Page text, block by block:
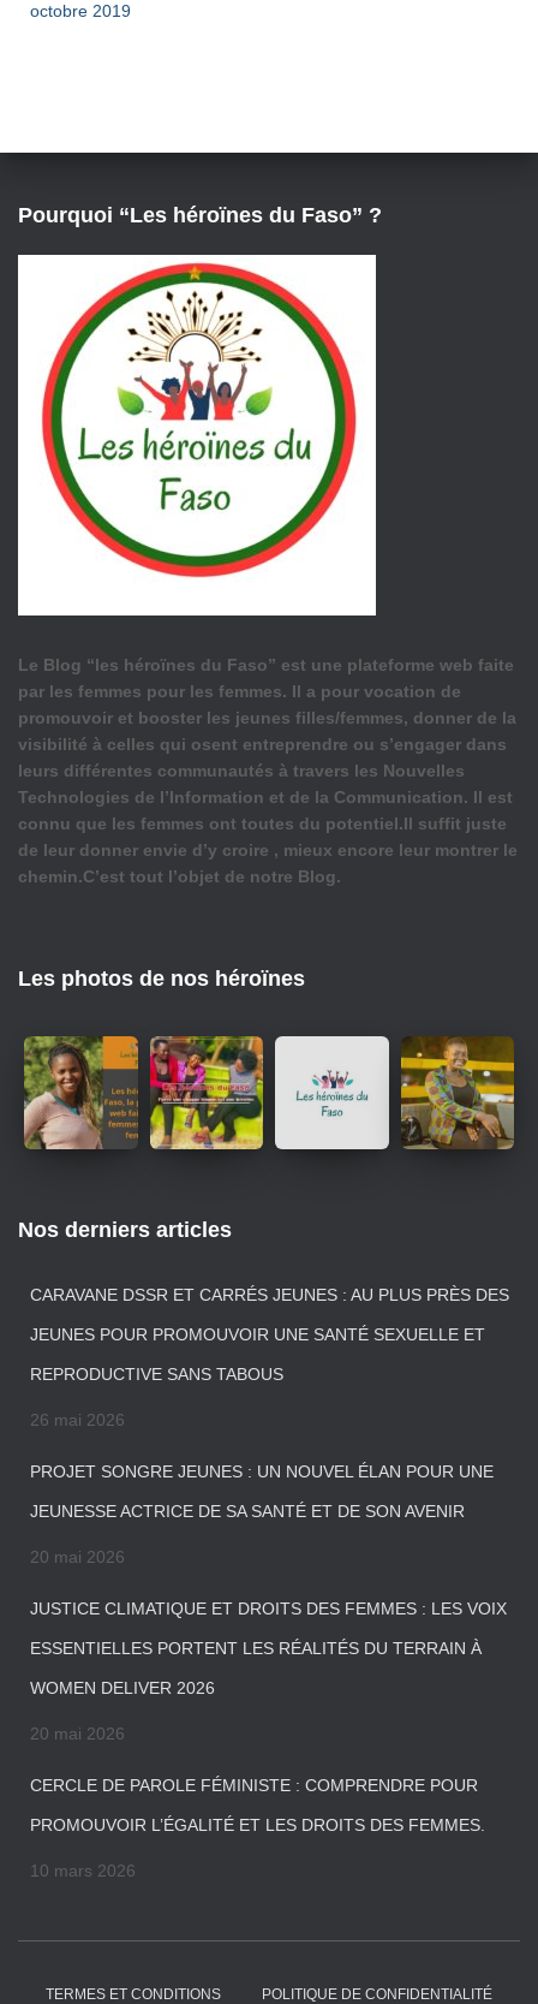
octobre 2019
Pourquoi “Les héroïnes du Faso” ?
Le Blog “les héroïnes du Faso” est une plateforme web faite
par les femmes pour les femmes. Il a pour vocation de
promouvoir et booster les jeunes filles/femmes, donner de la
visibilité à celles qui osent entreprendre ou s’engager dans
leurs différentes communautés à travers les Nouvelles
Technologies de l’Information et de la Communication. Il est
connu que les femmes ont toutes du potentiel.Il suffit juste
de leur donner envie d’y croire , mieux encore leur montrer le
chemin.C’est tout l’objet de notre Blog.
Les photos de nos héroïnes
Nos derniers articles
CARAVANE DSSR ET CARRÉS JEUNES : AU PLUS PRÈS DES
JEUNES POUR PROMOUVOIR UNE SANTÉ SEXUELLE ET
REPRODUCTIVE SANS TABOUS
26 mai 2026
PROJET SONGRE JEUNES : UN NOUVEL ÉLAN POUR UNE
JEUNESSE ACTRICE DE SA SANTÉ ET DE SON AVENIR
20 mai 2026
JUSTICE CLIMATIQUE ET DROITS DES FEMMES : LES VOIX
ESSENTIELLES PORTENT LES RÉALITÉS DU TERRAIN À
WOMEN DELIVER 2026
20 mai 2026
CERCLE DE PAROLE FÉMINISTE : COMPRENDRE POUR
PROMOUVOIR L’ÉGALITÉ ET LES DROITS DES FEMMES.
10 mars 2026
TERMES ET CONDITIONS POLITIQUE DE CONFIDENTIALITÉ